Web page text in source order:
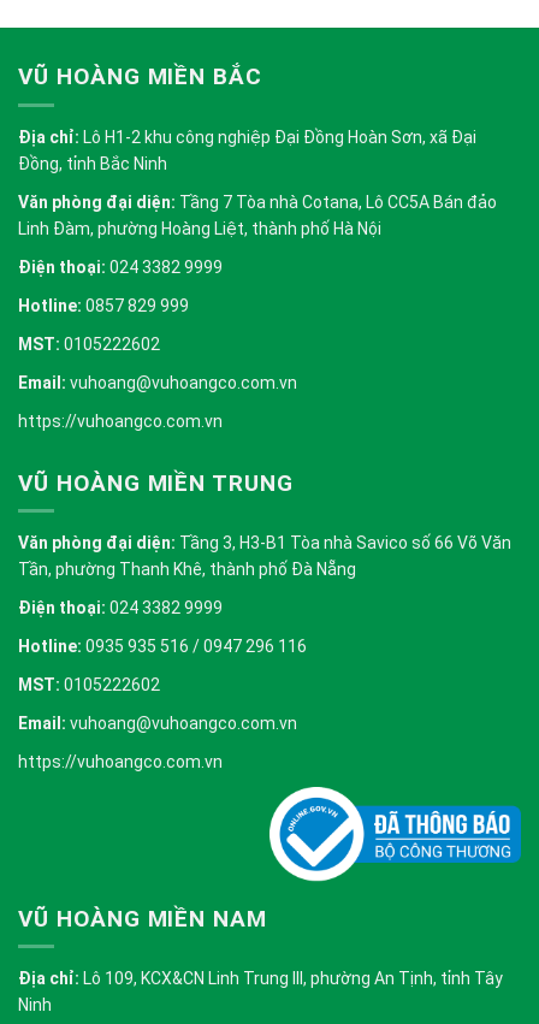
VŨ HOÀNG MIỀN BẮC
Địa chỉ: Lô H1-2 khu công nghiệp Đại Đồng Hoàn Sơn, xã Đại
Đồng, tỉnh Bắc Ninh
Văn phòng đại diện: Tầng 7 Tòa nhà Cotana, Lô CC5A Bán đảo
Linh Đàm, phường Hoàng Liệt, thành phố Hà Nội
Điện thoại: 024 3382 9999
Hotline: 0857 829 999
MST: 0105222602
Email: vuhoang@vuhoangco.com.vn
https://vuhoangco.com.vn
VŨ HOÀNG MIỀN TRUNG
Văn phòng đại diện: Tầng 3, H3-B1 Tòa nhà Savico số 66 Võ Văn
Tần, phường Thanh Khê, thành phố Đà Nẵng
Điện thoại: 024 3382 9999
Hotline: 0935 935 516 / 0947 296 116
MST: 0105222602
Email: vuhoang@vuhoangco.com.vn
https://vuhoangco.com.vn
VŨ HOÀNG MIỀN NAM
Địa chỉ: Lô 109, KCX&CN Linh Trung III, phường An Tịnh, tỉnh Tây
Ninh